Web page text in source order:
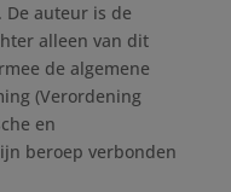
auteur is de
alleen van dit
de algemene
(Verordening
en
beroep verbonden